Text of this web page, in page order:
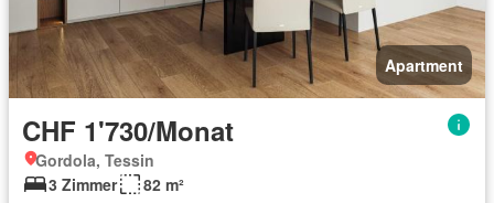
Apartment
CHF 1'730/Monat
Gordola, Tessin
3 Zimmer
82 m²